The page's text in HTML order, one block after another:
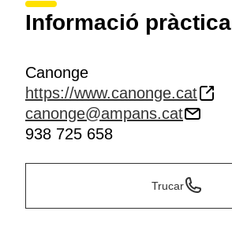
Informació pràctica
Canonge
https://www.canonge.cat
canonge@ampans.cat
938 725 658
Trucar